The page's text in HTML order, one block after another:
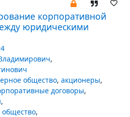
корпоративной
юридическими
,
общество, акционеры,
договоры,
,
общество,